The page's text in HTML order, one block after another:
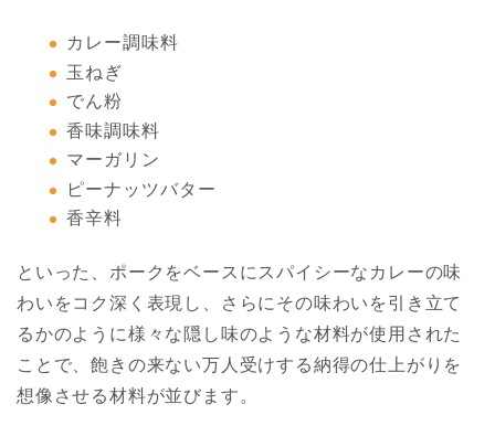
カレー調味料
玉ねぎ
でん粉
香味調味料
マーガリン
ピーナッツバター
香辛料
といった、ポークをベースにスパイシーなカレーの味
わいをコク深く表現し、さらにその味わいを引き立て
るかのように様々な隠し味のような材料が使用された
ことで、飽きの来ない万人受けする納得の仕上がりを
想像させる材料が並びます。